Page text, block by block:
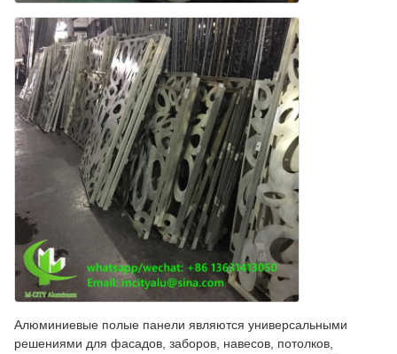
Алюминиевые полые панели являются универсальными
решениями для фасадов, заборов, навесов, потолков,